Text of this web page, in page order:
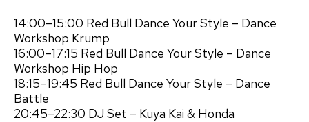
14:00–15:00 Red Bull Dance Your Style – Dance
Workshop Krump
16:00–17:15 Red Bull Dance Your Style – Dance
Workshop Hip Hop
18:15–19:45 Red Bull Dance Your Style – Dance
Battle
20:45–22:30 DJ Set – Kuya Kai & Honda